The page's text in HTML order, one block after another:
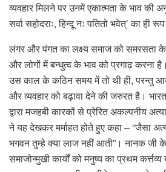
व्यवहार मिलने पर उनमें एकात्मता के भाव की
सर्वा सहोदराः, हिन्दू नः पतितो भवेत्’ का ही
लंगर और पंगत का लक्ष्य समाज को समरसता
और लोगों में बन्धुत्व के भाव को प्रगाढ़ करना
उस काल के कठिन समय में तो थी ही, परन्तु
और व्यवहार को बढ़ावा देने की जरुरत है।
द्वारा मजहबी कारकों से प्रेरित अकल्पनीय
ने यह देखकर मर्माहत होते हुए कहा – “जैसा
भगवन तुम्हे क्या लाज नहीं आती”। नानक जी
समाजोन्मुखी कार्यों को मनुष्य का प्रथम